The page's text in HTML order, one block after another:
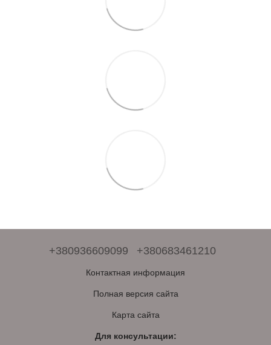
+380936609099 +380683461210
Контактная информация
Полная версия сайта
Карта сайта
Для консультации: